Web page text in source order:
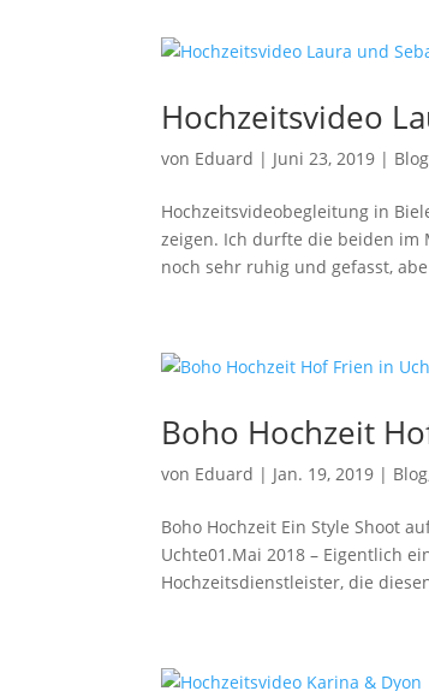
Hochzeitsvideo
von Eduard | Juni 23, 2019 | Blog
Hochzeitsvideobegleitung in
zeigen. Ich durfte die beiden im
noch sehr ruhig und gefasst,
Boho Hochzeit
von Eduard | Jan. 19, 2019 | Blog
Boho Hochzeit Ein Style Shoot
Uchte01.Mai 2018 – Eigentlich
Hochzeitsdienstleister, die